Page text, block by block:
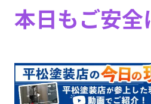
本日もご安全